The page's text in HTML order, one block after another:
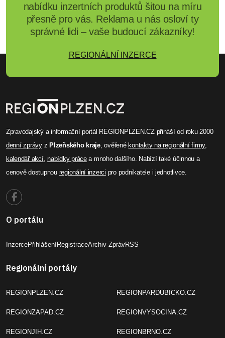
nabídku inzertních produktů šitou na míru
přesně pro vás. Reklama u nás osloví ty
správné lidi – vaše budoucí zákazníky!
REGIONÁLNÍ INZERCE
Zpravodajský a informační portál REGIONPLZEN.CZ přináší od roku 2000
denní zprávyzPlzeňského kraje, ověřenékontakty na regionální firmy,
kalendář akcí,nabídky prácea mnoho dalšího. Nabízí také účinnou a
cenově dostupnou regionální inzerci pro podnikatele i jednotlivce.
O portálu
InzercePřihlášeníRegistraceArchiv ZprávRSS
Regionální portály
REGIONPLZEN.CZ
REGIONZAPAD.CZ
REGIONJIH.CZ
REGIONPARDUBICKO.CZ
REGIONVYSOCINA.CZ
REGIONBRNO.CZ